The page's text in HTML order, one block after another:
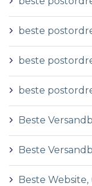
beste
beste
beste
Beste
Beste
Beste